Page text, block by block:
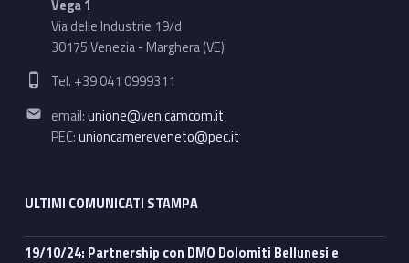
Vega 1
Via delle Industrie 19/d
30175 Venezia - Marghera (VE)
Phone number:
Tel. +39 041 0999311
Email address:
email:unione@ven.camcom.it
PEC:unioncamereveneto@pec.it
ULTIMI COMUNICATI STAMPA
19/10/24: Partnership con DMO Dolomiti Bellunesi e